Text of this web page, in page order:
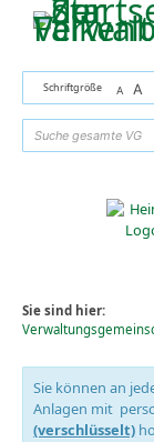
Zum Inhalt,zur
Schriftgröße A A
Sie sind hier:
Sie können an
Anlagen mit
(verschlüsselt)